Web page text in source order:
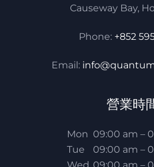
Causeway Bay,
Phone: +852
Email:
營業時
Mon 09:00 am –
Tue
09:00 am –